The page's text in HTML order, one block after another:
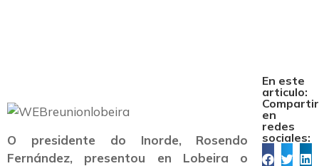
O presidente do Inorde, Rosendo
Fernández, presentou en Lobeira o
En este
articulo:
Compartir
en
redes
sociales: